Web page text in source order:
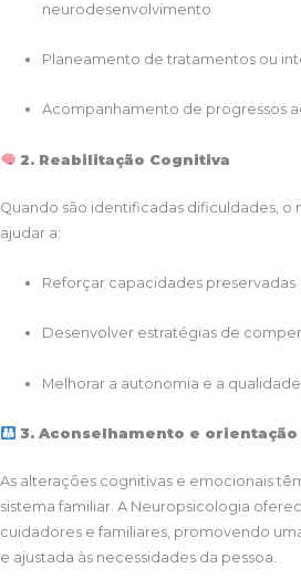
neurodesenvolvimento
Planeamento de tratamentos ou
Acompanhamento de progressos
2. Reabilitação Cognitiva
Quando são identificadas dificuldades,
ajudar a:
Reforçar capacidades preservadas
Desenvolver estratégias de
Melhorar a autonomia e a
3. Aconselhamento e
As alterações cognitivas e emocionais
sistema familiar. A Neuropsicologia
cuidadores e familiares, promovendo
e ajustada às necessidades da pessoa.